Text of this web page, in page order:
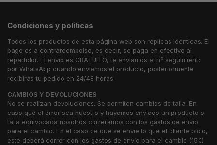
Condiciones y politicas
Todos los productos de esta página web son réplicas idénticas. El
pago es a contrareembolso, es decir, se paga en efectivo al
repartidor. El envío es GRATUITO, te enviamos el nº seguimiento
por WhatsApp cuando enviemos el producto, posteriormente
recibirás tu pedido en 24/48 horas.
CAMBIOS Y DEVOLUCIONES
No se realizan devoluciones. Se permiten cambios de talla. En
caso que el error sea nuestro y hayamos enviado un producto o
talla equivocada nosotros correremos con los gastos de envío
para el cambio. En el caso de que se envíe lo que el cliente pidio,
este deberá correr con los gastos de envío para el cambio (15€)